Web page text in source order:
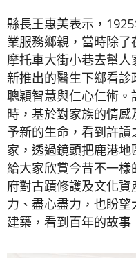
縣長王惠美表示，
業服務鄉親，當時除
摩托車大街小巷去幫
新推出的醫生下鄉看
聰穎智慧與仁心仁術
時，基於對家族的情
予新的生命，看到許
家，透過鏡頭把鹿港
給大家欣賞今昔不一
府對古蹟修護及文化
力、盡心盡力，也盼
建築，看到百年的故事